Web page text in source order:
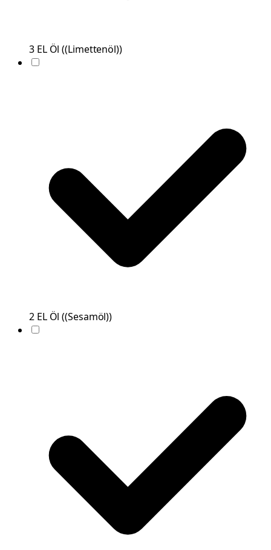
3 EL Öl ((Limettenöl))
2 EL Öl ((Sesamöl))